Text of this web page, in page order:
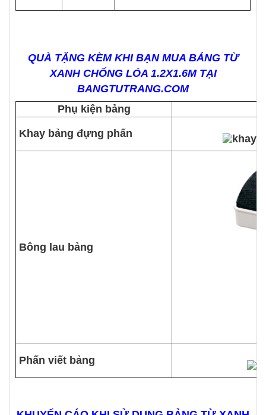
QUÀ TẶNG KÈM KHI BẠN MUA BẢNG TỪ
XANH CHỐNG LÓA 1.2X1.6M TẠI
BANGTUTRANG.COM
Phụ kiện bảng
Khay bảng đựng phấn
Bông lau bảng
Phấn viết bảng